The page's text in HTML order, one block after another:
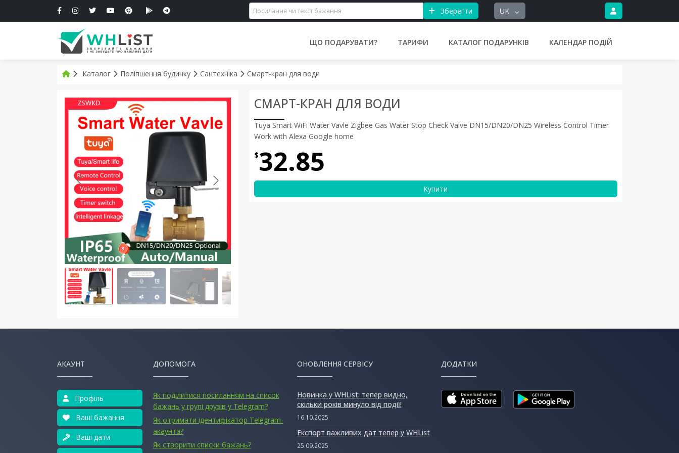
Зберегти UK
ЩО ПОДАРУВАТИ? ТАРИФИ КАТАЛОГ ПОДАРУНКІВ КАЛЕНДАР ПОДІЙ
Каталог Поліпшення будинку Сантехніка Смарт-кран для води
СМАРТ-КРАН ДЛЯ ВОДИ
Tuya Smart WiFi Water Vavle Zigbee Gas Water Stop Check Valve DN15/DN20/DN25 Wireless Control Timer
Work with Alexa Google home
$32.85
Купити
АКАУНТ
Профіль
Ваші бажання
Ваші дати
ДОПОМОГА
Як поділитися посиланням на список
бажань у групі друзів у Telegram?
Як отримати ідентифікатор Telegram-
акаунта?
Як створити списки бажань?
ОНОВЛЕННЯ СЕРВІСУ
Новинка у WHList: тепер видно,
скільки років минуло від події!
16.10.2025
Експорт важливих дат тепер у WHList
25.09.2025
ДОДАТКИ